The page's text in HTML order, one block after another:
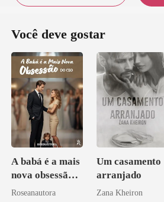
Você deve gostar
A babá é a mais
nova obsessão
do CEO
Roseanautora
Um casamento
arranjado
Zana Kheiron